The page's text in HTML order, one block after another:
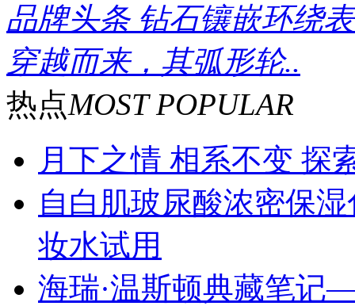
品牌头条 钻石镶嵌环绕
穿越而来，其弧形轮..
热点MOST POPULAR
月下之情 相系不变 探
自白肌玻尿酸浓密保
妆水试用
海瑞·温斯顿典藏笔记